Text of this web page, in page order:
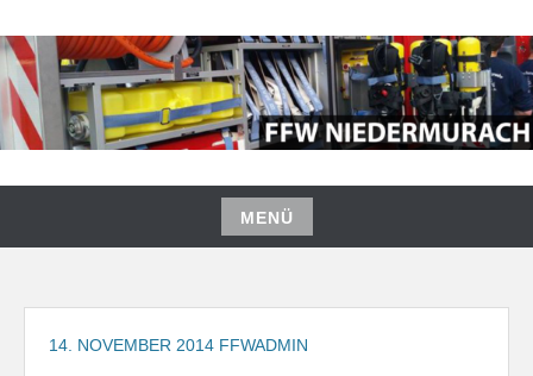
Inhalt
springen
FREIWILLIGE FEUERWEHR
NIEDERMURACH
MENÜ
Zum
springen
14. NOVEMBER 2014 FFWADMIN